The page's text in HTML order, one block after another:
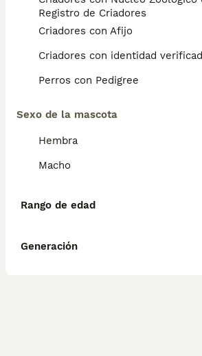
Registro de Criadores
Criadores con Afijo
Criadores con identidad
Perros con Pedigree
Sexo de la mascota
Hembra
Macho
Rango de edad
Generación